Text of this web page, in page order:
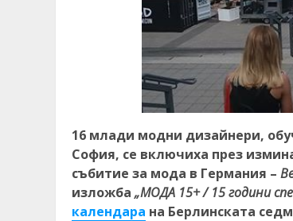
16 млади модни дизайнери,
София, се включиха през
събитие за мода в Германия –
изложба „МОДА 15+ / 15 години
календара на Берлинската